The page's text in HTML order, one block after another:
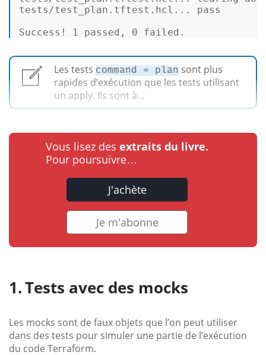
tests/test_plan.tftest.hcl... pass
Success! 1 passed, 0 failed.
Les tests command = plan sont plus
rapides d’exécution que les tests utilisant
un apply. Ils sont à...
Vous lisez des extraits du livre.
Pour poursuivre…
J'achète
Je m'abonne
Tests avec des mocks
Les mocks sont de faux objets que l’on peut utiliser
dans des tests pour simuler une partie de l’exécution
du code Terraform.